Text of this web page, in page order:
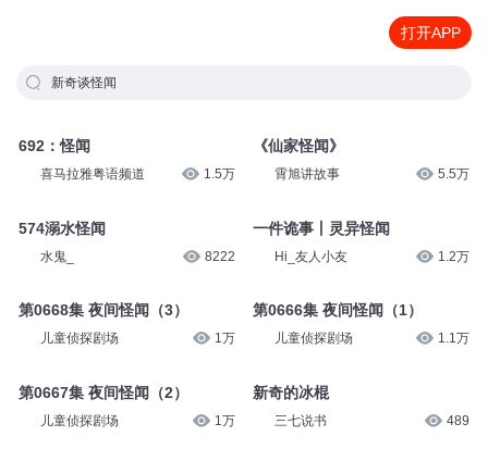
打开APP
新奇谈怪闻
692：怪闻
喜马拉雅粤语频道 1.5万
574溺水怪闻
水鬼_ 8222
第0668集 夜间怪闻（3）
儿童侦探剧场 1万
第0667集 夜间怪闻（2）
儿童侦探剧场 1万
《仙家怪闻》
霄旭讲故事 5.5万
一件诡事丨灵异怪闻
Hi_友人小友 1.2万
第0666集 夜间怪闻（1）
儿童侦探剧场 1.1万
新奇的冰棍
三七说书 489